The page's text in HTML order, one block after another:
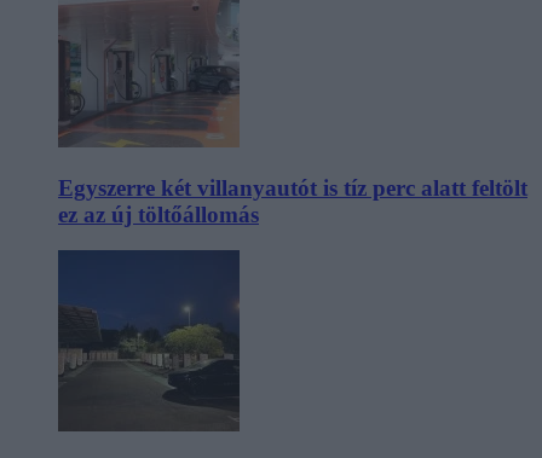
Egyszerre két villanyautót is tíz perc alatt feltölt
ez az új töltőállomás